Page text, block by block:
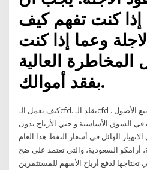
إذا كنت تفهم كيف
وعما إذا كنت
العالية
بفقد أموالك.
كيف تعمل الـcfd. يقلد الـcfd ربح و خسارة الحقيقية لشراء و بيع الأصول .
في السوق الأساسية و جني الأرباح بدون
الانهيار الهائل في أسعار النفط هذا العام
أرامكو السعودية، والتي تعتمد على ضخ
تحتاجها لدفع أرباح الأسهم للمستثمرين